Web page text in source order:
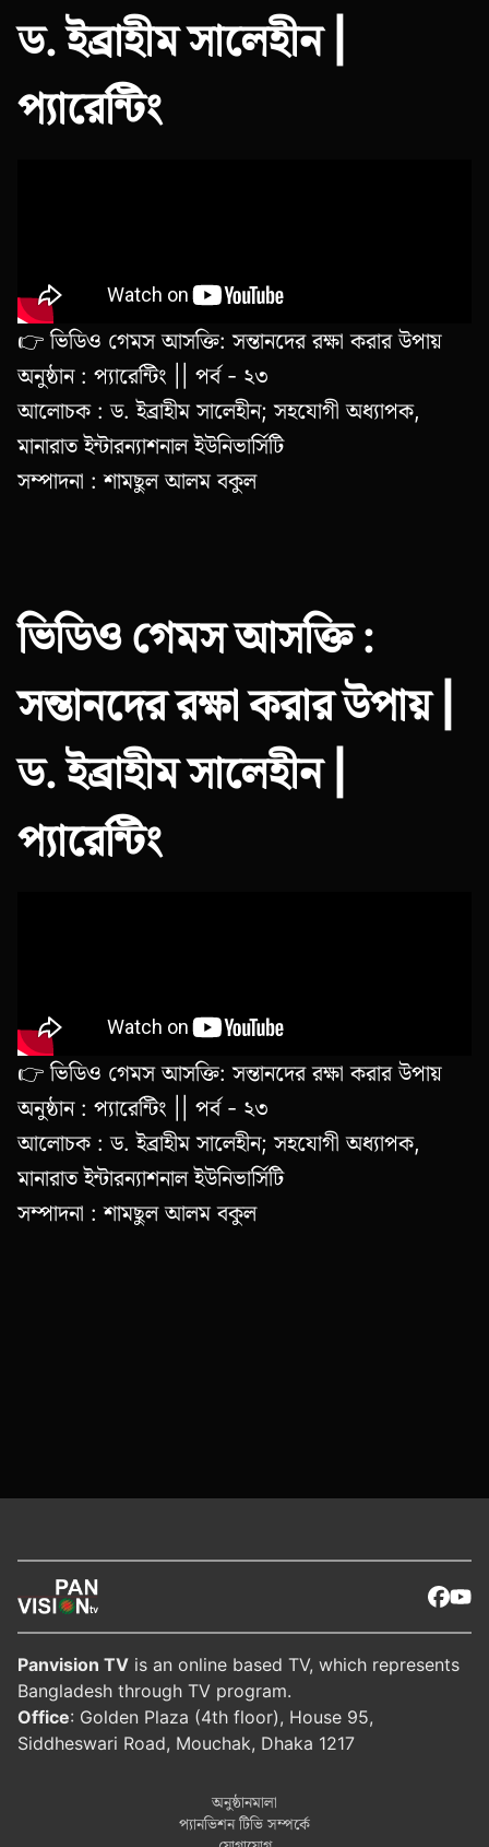
ড. ইব্রাহীম সালেহীন |
প্যারেন্টিং
👉 ভিডিও গেমস আসক্তি: সন্তানদের রক্ষা করার উপায়
অনুষ্ঠান : প্যারেন্টিং || পর্ব - ২৩
আলোচক : ড. ইব্রাহীম সালেহীন; সহযোগী অধ্যাপক,
মানারাত ইন্টারন্যাশনাল ইউনিভার্সিটি
সম্পাদনা : শামছুল আলম বকুল
ভিডিও গেমস আসক্তি :
সন্তানদের রক্ষা করার উপায় |
ড. ইব্রাহীম সালেহীন |
প্যারেন্টিং
👉 ভিডিও গেমস আসক্তি: সন্তানদের রক্ষা করার উপায়
অনুষ্ঠান : প্যারেন্টিং || পর্ব - ২৩
আলোচক : ড. ইব্রাহীম সালেহীন; সহযোগী অধ্যাপক,
মানারাত ইন্টারন্যাশনাল ইউনিভার্সিটি
সম্পাদনা : শামছুল আলম বকুল
Panvision TV is an online based TV, which represents
Bangladesh through TV program.
Office: Golden Plaza (4th floor), House 95,
Siddheswari Road, Mouchak, Dhaka 1217
অনুষ্ঠানমালা
প্যানভিশন টিভি সম্পর্কে